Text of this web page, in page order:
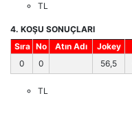
TL
4. KOŞU SONUÇLARI
Sıra No Atın Adı Jokey
0
0 56,5
TL